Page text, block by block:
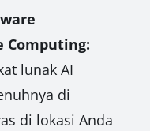
Computing:
lunak AI
di
di lokasi Anda